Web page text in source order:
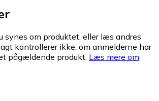
synes om produktet, eller læs andres
kontrollerer ikke, om anmelderne har
pågældende produkt. Læs mere om